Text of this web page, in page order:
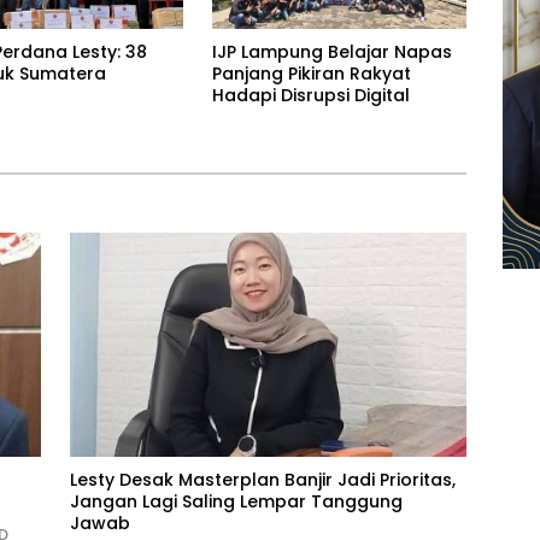
Lesty: 38
Sumatera
IJP Lampung Belajar Napas
Panjang Pikiran Rakyat
Hadapi Disrupsi Digital
Lesty Desak Masterplan Banjir Jadi Prioritas,
Jangan Lagi Saling Lempar Tanggung
Jawab